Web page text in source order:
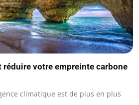
réduire votre empreinte carbone
climatique est de plus en plus